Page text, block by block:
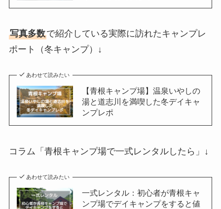
写真多数で紹介している実際に訪れたキャンプレ
ポート（冬キャンプ）↓
あわせて読みたい
【青根キャンプ場】温泉いやしの
湯と道志川を満喫した冬デイキャ
ンプレポ
コラム「青根キャンプ場で一式レンタルしたら」↓
あわせて読みたい
一式レンタル：初心者が青根キャ
ンプ場でデイキャンプをすると値